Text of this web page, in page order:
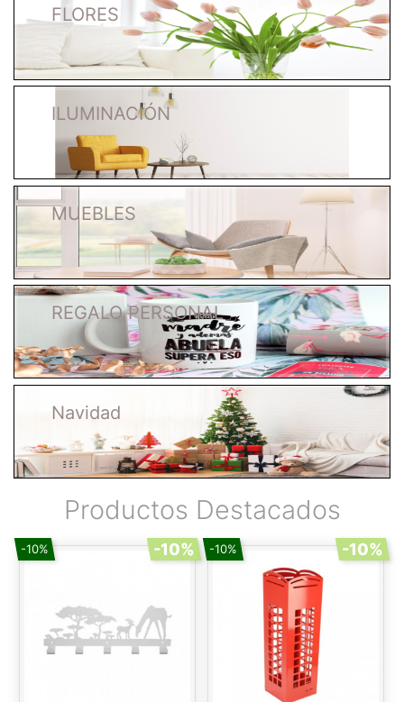
FLORES
ILUMINACIÓN
MUEBLES
REGALO PERSONAL
Navidad
Productos Destacados
-10% -10% -10% -10%